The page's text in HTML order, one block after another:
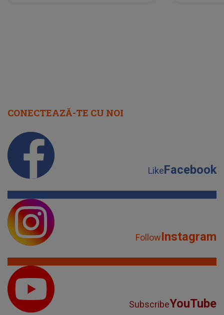
CONECTEAZĂ-TE CU NOI
LikeFacebook
FollowInstagram
SubscribeYouTube